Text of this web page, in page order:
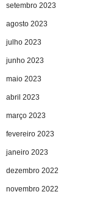
setembro 2023
agosto 2023
julho 2023
junho 2023
maio 2023
abril 2023
março 2023
fevereiro 2023
janeiro 2023
dezembro 2022
novembro 2022